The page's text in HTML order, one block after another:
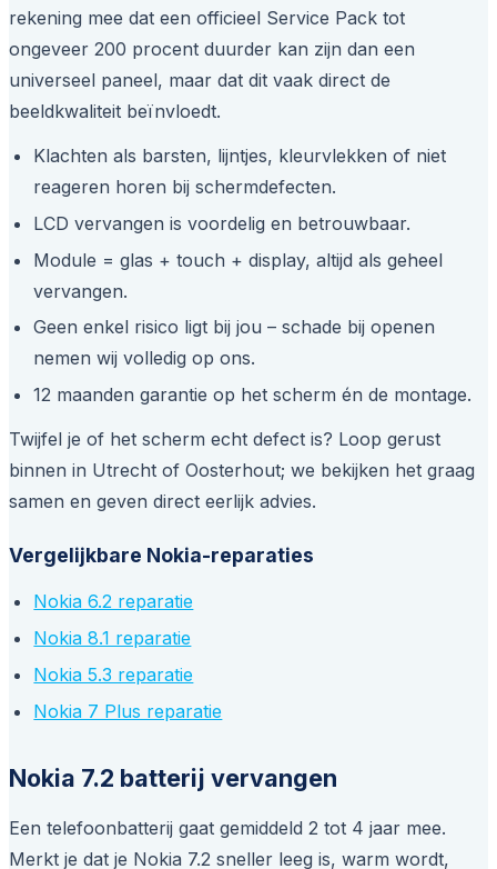
rekening mee dat een officieel Service Pack tot
ongeveer 200 procent duurder kan zijn dan een
universeel paneel, maar dat dit vaak direct de
beeldkwaliteit beïnvloedt.
Klachten als barsten, lijntjes, kleurvlekken of niet
reageren horen bij schermdefecten.
LCD vervangen is voordelig en betrouwbaar.
Module = glas + touch + display, altijd als geheel
vervangen.
Geen enkel risico ligt bij jou – schade bij openen
nemen wij volledig op ons.
12 maanden garantie op het scherm én de montage.
Twijfel je of het scherm echt defect is? Loop gerust
binnen in Utrecht of Oosterhout; we bekijken het graag
samen en geven direct eerlijk advies.
Vergelijkbare Nokia-reparaties
Nokia 6.2 reparatie
Nokia 8.1 reparatie
Nokia 5.3 reparatie
Nokia 7 Plus reparatie
Nokia 7.2 batterij vervangen
Een telefoonbatterij gaat gemiddeld 2 tot 4 jaar mee.
Merkt je dat je Nokia 7.2 sneller leeg is, warm wordt,